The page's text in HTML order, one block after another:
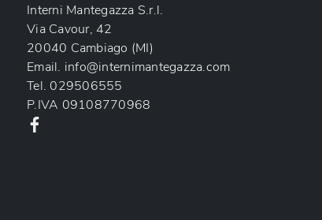
Interni Mantegazza S.r.l.
Via Cavour, 42
20040 Cambiago (MI)
Email. info@internimantegazza.com
Tel. 029506555
P.IVA 09108770968